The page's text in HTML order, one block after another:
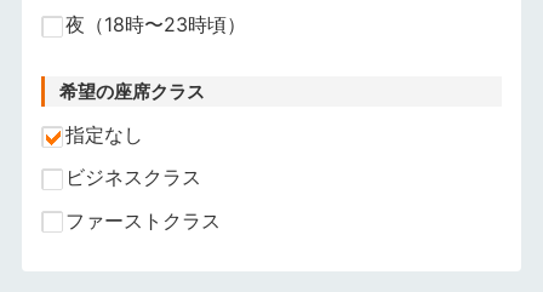
夜（18時〜23時頃）
希望の座席クラス
指定なし
ビジネスクラス
ファーストクラス